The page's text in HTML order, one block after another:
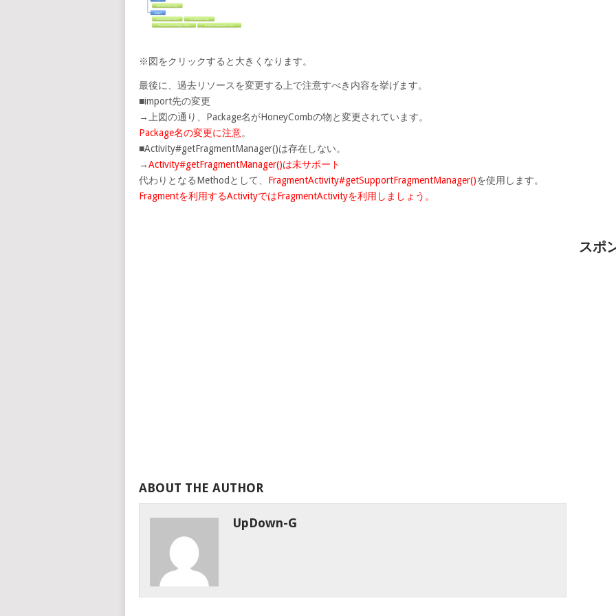
※図をクリックすると大きくなります。
最後に、過去リソースを変更する上で注意すべき内容を挙げます。
■import先の変更
→上図の通り、Package名がHoneyCombの物と変更されています。
Package名の変更に注意。
■Activity#getFragmentManager()は存在しない。
→Activity#getFragmentManager()は未サポート
代わりとなるMethodとして、 FragmentActivity#getSupportFragmentManager()を使用します。
Fragmentを利用するActivityではFragmentActivityを利用しましょう。
ABOUT THE AUTHOR
UpDown-G
スポ